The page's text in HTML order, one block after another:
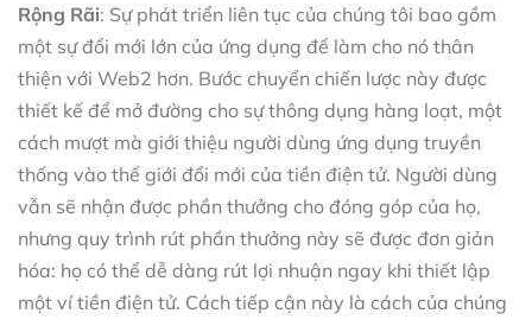
Rộng Rãi: Sự phát triển liên tục của chúng tôi bao gồm
một sự đổi mới lớn của ứng dụng để làm cho nó thân
thiện với Web2 hơn. Bước chuyển chiến lược này được
thiết kế để mở đường cho sự thông dụng hàng loạt, một
cách mượt mà giới thiệu người dùng ứng dụng truyền
thống vào thế giới đổi mới của tiền điện tử. Người dùng
vẫn sẽ nhận được phần thưởng cho đóng góp của họ,
nhưng quy trình rút phần thưởng này sẽ được đơn giản
hóa: họ có thể dễ dàng rút lợi nhuận ngay khi thiết lập
một ví tiền điện tử. Cách tiếp cận này là cách của chúng